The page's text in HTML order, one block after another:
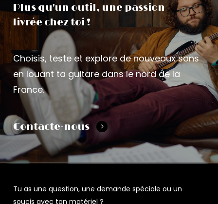
Plus qu'un outil, une passion
livrée cheztoi !
Choisis, teste et explore de nouveaux sons
en louant ta guitare dans le nord de la
France.
Contacte-nous
Tu as une question, une demande spéciale ou un
soucis avec ton matériel ?